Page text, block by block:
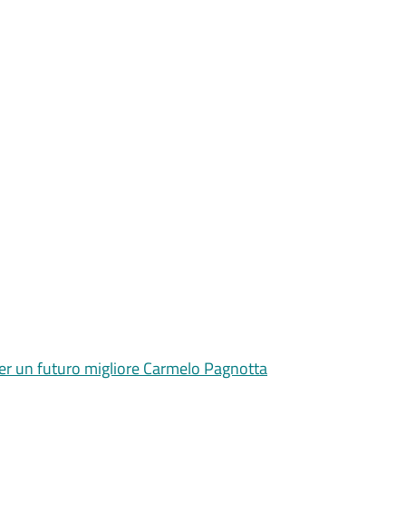
un futuro migliore Carmelo Pagnotta